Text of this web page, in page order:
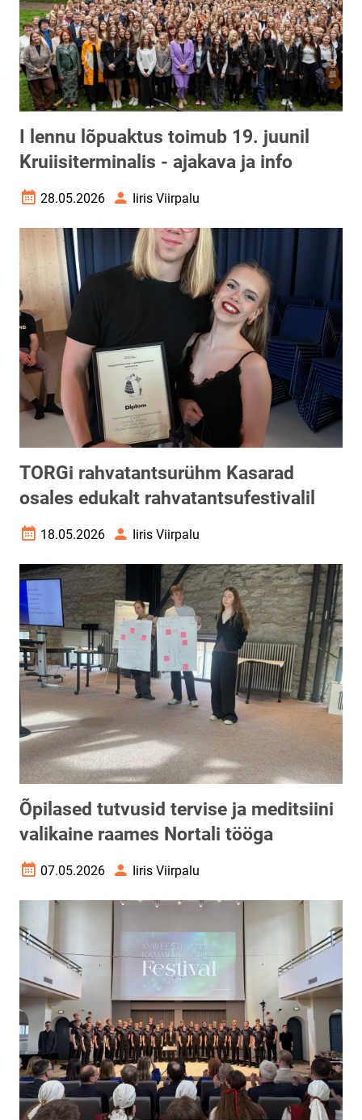
I lennu lõpuaktus toimub 19. juunil
Kruiisiterminalis - ajakava ja info
Loomise kuupäev
28.05.2026 AutorIiris Viirpalu
TORGi rahvatantsurühm Kasarad
osales edukalt rahvatantsufestivalil
Loomise kuupäev
18.05.2026 AutorIiris Viirpalu
Õpilased tutvusid tervise ja meditsiini
valikaine raames Nortali tööga
Loomise kuupäev
07.05.2026 AutorIiris Viirpalu